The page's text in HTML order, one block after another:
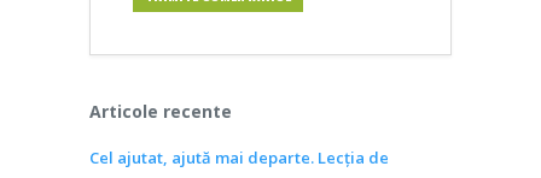
Articole recente
Cel ajutat, ajută mai departe. Lecția de